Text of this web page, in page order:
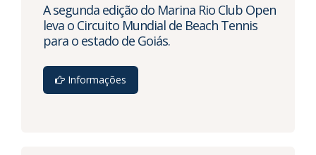
A segunda edição do Marina Rio Club Open
leva o Circuito Mundial de Beach Tennis
para o estado de Goiás.
Informações